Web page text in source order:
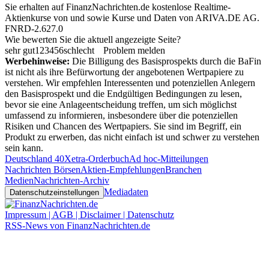
Sie erhalten auf FinanzNachrichten.de kostenlose Realtime-
Aktienkurse von und sowie Kurse und Daten von ARIVA.DE AG.
FNRD-2.627.0
Wie bewerten Sie die aktuell angezeigte Seite?
sehr gut1 23456schlecht
Problem melden
Werbehinweise: Die Billigung des Basisprospekts durch die BaFin
ist nicht als ihre Befürwortung der angebotenen Wertpapiere zu
verstehen. Wir empfehlen Interessenten und potenziellen Anlegern
den Basisprospekt und die Endgültigen Bedingungen zu lesen,
bevor sie eine Anlageentscheidung treffen, um sich möglichst
umfassend zu informieren, insbesondere über die potenziellen
Risiken und Chancen des Wertpapiers. Sie sind im Begriff, ein
Produkt zu erwerben, das nicht einfach ist und schwer zu verstehen
sein kann.
Deutschland 40Xetra-OrderbuchAd hoc-Mitteilungen
Nachrichten BörsenAktien-EmpfehlungenBranchen
MedienNachrichten-Archiv
Datenschutzeinstellungen Mediadaten
Impressum | AGB | Disclaimer | Datenschutz
RSS-News von FinanzNachrichten.de